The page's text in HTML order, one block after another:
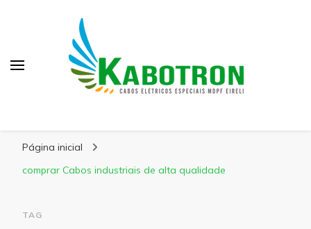
Página inicial
comprar Cabos industriais de alta qualidade
TAG